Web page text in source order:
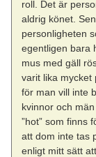
roll. Det är
aldrig könet.
personligheten
egentligen bara
mus med gäll
varit lika mycket
för man vill inte
kvinnor och
”hot” som finns
att dom inte tas
enligt mitt sätt